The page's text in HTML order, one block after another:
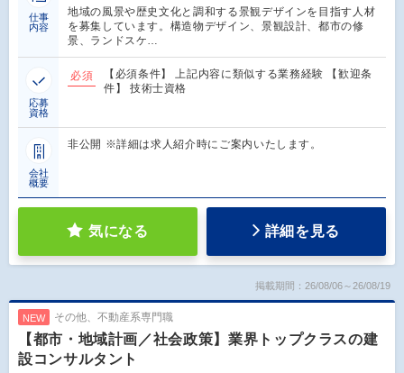
仕事
内容
地域の風景や歴史文化と調和する景観デザインを目指す人材
を募集しています。構造物デザイン、景観設計、都市の修
景、ランドスケ…
応募
資格
必須
【必須条件】 上記内容に類似する業務経験 【歓迎条
件】 技術士資格
会社
概要
非公開 ※詳細は求人紹介時にご案内いたします。
気になる 詳細を見る
掲載期間：26/08/06～26/08/19
NEW その他、不動産系専門職
【都市・地域計画／社会政策】業界トップクラスの建
設コンサルタント